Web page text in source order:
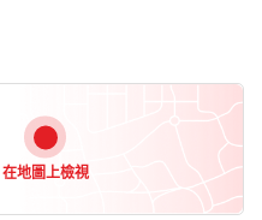
在地圖上檢視